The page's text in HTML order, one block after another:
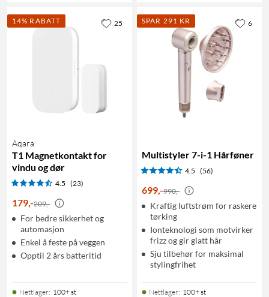
14% RABATT
Aqara
T1 Magnetkontakt for
vindu og dør
4.5 (23)
179,-209,-
For bedre sikkerhet og
automasjon
Enkel å feste på veggen
Opptil 2 års batteritid
Nettlager: 100+ st
25 SPAR 291 KR
Multistyler 7-i-1 Hårføner
4.5 (56)
699,-990,-
Kraftig luftstrøm for raskere
tørking
Ionteknologi som motvirker
frizz og gir glatt hår
Sju tilbehør for maksimal
stylingfrihet
Nettlager: 100+ st
6